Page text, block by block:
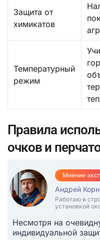
Защита от
химикатов
Температурный
режим
Правила
очков и
Мнение
Андрей
Работаю в
установкой
Несмотря на
индивидуальной